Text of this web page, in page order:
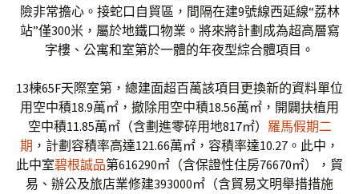
險非常擔心。接蛇口自貿區，間隔在建9號線西延線“荔林
站”僅300米，屬於地鐵口物業。將來將計劃成為超高層寫
字樓、公寓和室第於一體的年夜型綜合體項目。
13棟65F天際室第，總建面超百萬該項目更換新的資料單位
用空中積18.9萬㎡，撤除用空中積18.56萬㎡，開闢扶植用
空中積11.85萬㎡（含劃進零碎用地817㎡） 羅馬假期二
期 ，計劃容積率高達121.66萬㎡，容積率達10.27。此中，
此中室碧根誠品第616290㎡（含保證性住房76670㎡），貿
易、辦公及旅店業修建393000㎡（含貿易文明舉措措施